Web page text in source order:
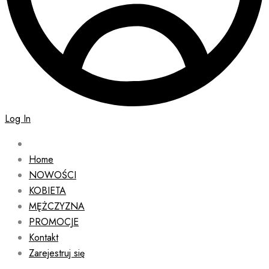
Log In
Home
NOWOŚCI
KOBIETA
MĘŻCZYZNA
PROMOCJE
Kontakt
Zarejestruj się